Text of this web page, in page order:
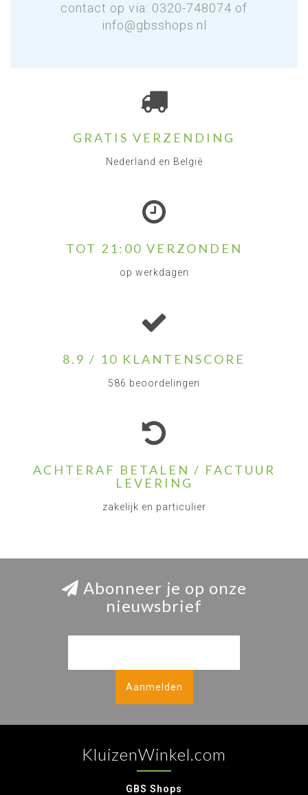
contact op via: 0320-748074 of
info@gbsshops.nl
GRATIS VERZENDING
Nederland en België
TOT 21:00 VERZONDEN
op werkdagen
8.9 / 10 KLANTENSCORE
586 beoordelingen
ACHTERAF BETALEN / FACTUUR
LEVERING
zakelijk en particulier
Abonneer je op onze
nieuwsbrief
Aanmelden
KluizenWinkel.com
GBS Shops